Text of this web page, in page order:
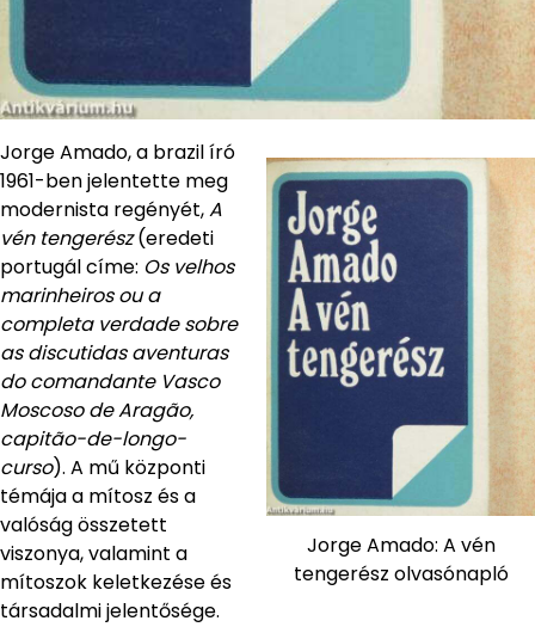
Jorge Amado: A vén
tengerész olvasónapló
Jorge Amado, a brazil író
1961-ben jelentette meg
modernista regényét,A
vén tengerész(eredeti
portugál címe: Os velhos
marinheiros ou a
completa verdade sobre
as discutidas aventuras
do comandante Vasco
Moscoso de Aragão,
capitão-de-longo-
curso). A mű központi
témája a mítosz és a
valóság összetett
viszonya, valamint a
mítoszok keletkezése és
társadalmi jelentősége.